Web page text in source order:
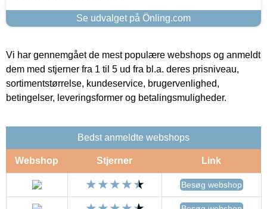
Se udvalget på Önling.com
Vi har gennemgået de mest populære webshops og anmeldt
dem med stjerner fra 1 til 5 ud fra bl.a. deres prisniveau,
sortimentstørrelse, kundeservice, brugervenlighed,
betingelser, leveringsformer og betalingsmuligheder.
Bedst anmeldte webshops
Webshop Stjerner Link
Besøg webshop